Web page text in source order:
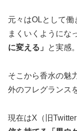
元々はOLとして働
まくいくようにな
に変える」
と実感。
そこから香水の魅
外のフレグランス
現在はX（旧